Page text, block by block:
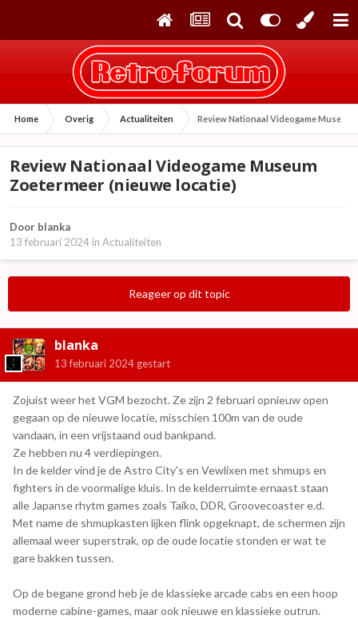
Home Overig Actualiteiten Review Nationaal Videogame
Review Nationaal Videogame Museum
Zoetermeer (nieuwe locatie)
Door blanka
13 februari 2024 in Actualiteiten
Reageer op dit topic
blanka
13 februari 2024 gestart
Zojuist weer het VGM bezocht. Ze zijn 2 februari opnieuw open
gegaan op de nieuwe locatie, misschien 100m van de oude
vandaan, in een vrijstaand oud bankpand.
Ze hebben nu 4 verdiepingen.
In de kelder vind je de Astro City's en Vewlixen met shmups en
fighters in de voormalige kluis. In de kelderruimte ernaast staan
alle Japanse rhytm games zoals Taiko, DDR, Groovecoaster e.d.
Met name de shmupkasten lijken flink opgeknapt, de schermen zijn
allemaal weer superstrak, op de oude locatie stonden er wat te
gare bakken tussen.
Op de begane grond heb je de klassieke arcade cabs en een hoop
moderne cabine-games, maar ook nieuwe en klassieke outrun.